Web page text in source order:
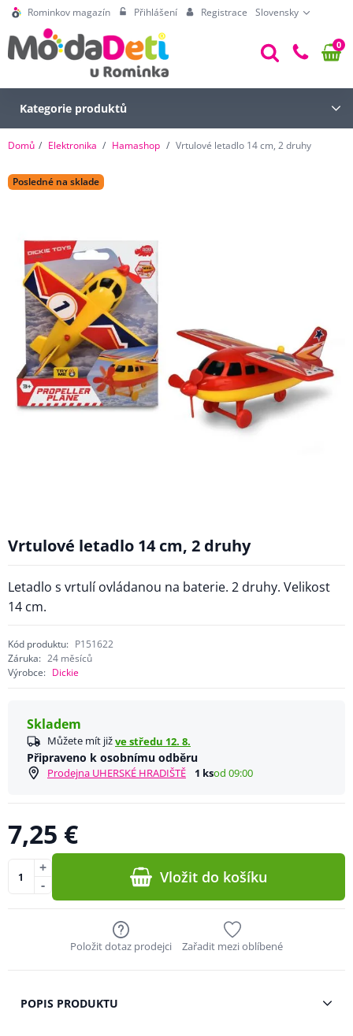
Rominkov magazín Přihlášení Registrace Slovensky
0
Kategorie produktů
Domů Elektronika Hamashop Vrtulové letadlo 14 cm, 2 druhy
Posledné na sklade
Vrtulové letadlo 14 cm, 2 druhy
Letadlo s vrtulí ovládanou na baterie. 2 druhy. Velikost
14 cm.
Kód produktu: P151622
Záruka: 24 měsíců
Výrobce: Dickie
Skladem
Můžete mít jižve středu 12. 8.
Připraveno k osobnímu odběru
Prodejna UHERSKÉ HRADIŠTĚ 1 ksod 09:00
7,25 €
-
+ Vložit do košíku
Položit dotaz prodejci Zařadit mezi oblíbené
POPIS PRODUKTU